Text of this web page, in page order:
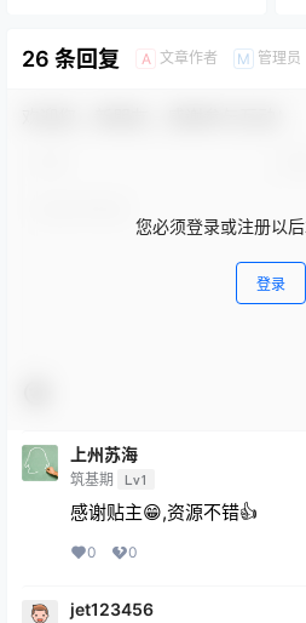
26 条回复 A 文章作者 M 管理员
您必须登录或注册以
登录
上州苏海
筑基期 Lv1
感谢贴主😁,资源不错👍
0 0
jet123456